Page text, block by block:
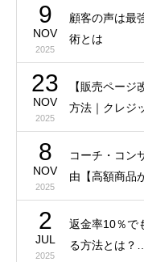
9
NOV
2025
顧客の声は最
術とは
23
NOV
2025
【販売ペー
方法｜クレジ
8
NOV
2025
コーチ・コン
由【高額商品
2
JUL
2025
返金率10％で
る方法とは？